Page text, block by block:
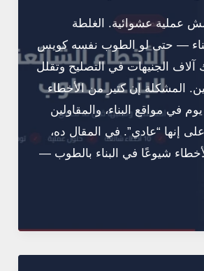
مش عملية عشوائية. الغلطة
— حتى لو الطوب نفسه كويس
الجنيهات في التصليح وتقلل
المشكلة إن كتير من الأخطاء
في مواقع البناء، والمقاولين
على إنها “عادي”. في المقال ده،
شيوعًا في البناء بالطوب —